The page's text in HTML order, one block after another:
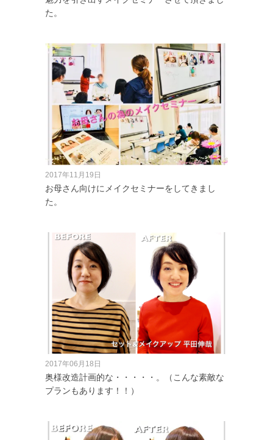
た。
2017年11月19日
お母さん向けにメイクセミナーをしてきまし
た。
2017年06月18日
奥様改造計画的な・・・・・。（こんな素敵な
プランもあります！！）